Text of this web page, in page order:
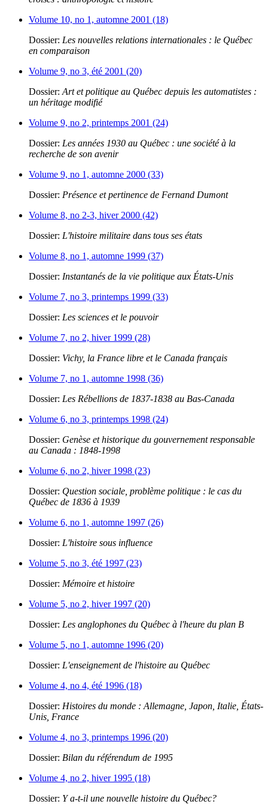
Volume 10, no 1, automne 2001 (18)
Dossier: Les nouvelles relations internationales : le Québec
en comparaison
Volume 9, no 3, été 2001 (20)
Dossier: Art et politique au Québec depuis les automatistes :
un héritage modifié
Volume 9, no 2, printemps 2001 (24)
Dossier: Les années 1930 au Québec : une société à la
recherche de son avenir
Volume 9, no 1, automne 2000 (33)
Dossier: Présence et pertinence de Fernand Dumont
Volume 8, no 2-3, hiver 2000 (42)
Dossier: L'histoire militaire dans tous ses états
Volume 8, no 1, automne 1999 (37)
Dossier: Instantanés de la vie politique aux États-Unis
Volume 7, no 3, printemps 1999 (33)
Dossier: Les sciences et le pouvoir
Volume 7, no 2, hiver 1999 (28)
Dossier: Vichy, la France libre et le Canada français
Volume 7, no 1, automne 1998 (36)
Dossier: Les Rébellions de 1837-1838 au Bas-Canada
Volume 6, no 3, printemps 1998 (24)
Dossier: Genèse et historique du gouvernement responsable
au Canada : 1848-1998
Volume 6, no 2, hiver 1998 (23)
Dossier: Question sociale, problème politique : le cas du
Québec de 1836 à 1939
Volume 6, no 1, automne 1997 (26)
Dossier: L'histoire sous influence
Volume 5, no 3, été 1997 (23)
Dossier: Mémoire et histoire
Volume 5, no 2, hiver 1997 (20)
Dossier: Les anglophones du Québec à l'heure du plan B
Volume 5, no 1, automne 1996 (20)
Dossier: L'enseignement de l'histoire au Québec
Volume 4, no 4, été 1996 (18)
Dossier: Histoires du monde : Allemagne, Japon, Italie, États-
Unis, France
Volume 4, no 3, printemps 1996 (20)
Dossier: Bilan du référendum de 1995
Volume 4, no 2, hiver 1995 (18)
Dossier: Y a-t-il une nouvelle histoire du Québec?